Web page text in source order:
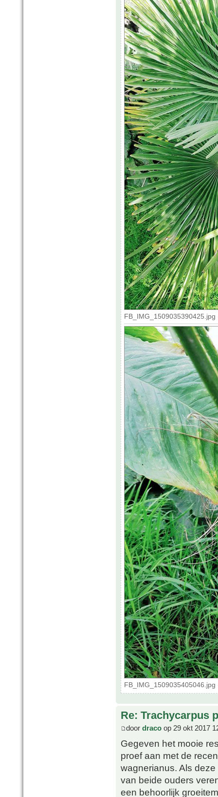
Re: Trachycarpus
door draco op 29 okt 2017
Gegeven het mooie
proef aan met de
wagnerianus. Als
van beide ouders
een behoorlijk